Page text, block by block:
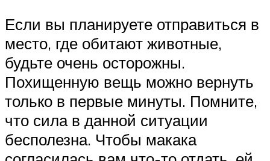
Если вы планируете отправиться в
место, где обитают животные,
будьте очень осторожны.
Похищенную вещь можно вернуть
только в первые минуты. Помните,
что сила в данной ситуации
бесполезна. Чтобы макака